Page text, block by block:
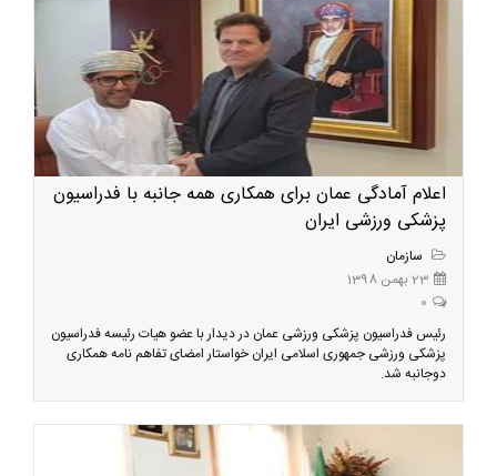
اعلام آمادگی عمان برای همکاری همه جانبه با فدراسیون
پزشکی ورزشی ایران
سازمان
23 بهمن 1398
0
رئیس فدراسیون پزشکی ورزشی عمان در دیدار با عضو هیات رئیسه فدراسیون
پزشکی ورزشی جمهوری اسلامی ایران خواستار امضای تفاهم نامه همکاری
دوجانبه شد.